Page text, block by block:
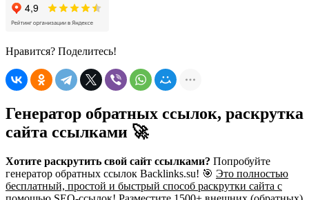
Нравится? Поделитесь!
Генератор обратных ссылок, раскрутка
сайта ссылками 🚀
Хотите раскрутить свой сайт ссылками? Попробуйте
генератор обратных ссылок Backlinks.su! 🎯 Это полностью
бесплатный, простой и быстрый способ раскрутки сайта с